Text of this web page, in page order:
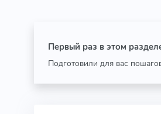
Первый раз в этом
Подготовили для вас